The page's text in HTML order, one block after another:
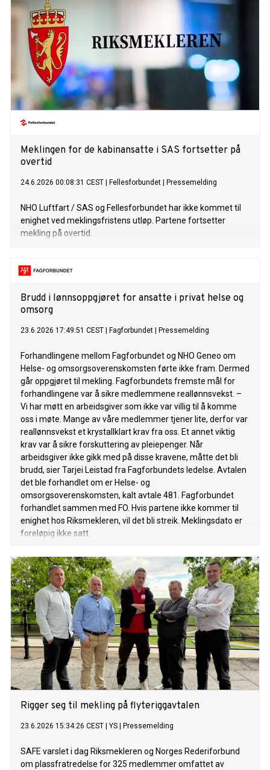
Meklingen for de kabinansatte i SAS fortsetter på
overtid
24.6.2026 00:08:31 CEST Fellesforbundet Pressemelding
NHO Luftfart / SAS og Fellesforbundet har ikke kommet til
enighet ved meklingsfristens utløp. Partene fortsetter
mekling på overtid.
Brudd i lønnsoppgjøret for ansatte i privat helse og
omsorg
23.6.2026 17:49:51 CEST Fagforbundet Pressemelding
Forhandlingene mellom Fagforbundet og NHO Geneo om
Helse- og omsorgsoverenskomsten førte ikke fram. Dermed
går oppgjøret til mekling. Fagforbundets fremste mål for
forhandlingene var å sikre medlemmene reallønnsvekst. –
Vi har møtt en arbeidsgiver som ikke var villig til å komme
oss i møte. Mange av våre medlemmer tjener lite, derfor var
reallønnsvekst et krystallklart krav fra oss. Et annet viktig
krav var å sikre forskuttering av pleiepenger. Når
arbeidsgiver ikke gikk med på disse kravene, måtte det bli
brudd, sier Tarjei Leistad fra Fagforbundets ledelse. Avtalen
det ble forhandlet om er Helse- og
omsorgsoverenskomsten, kalt avtale 481. Fagforbundet
forhandlet sammen med FO. Hvis partene ikke kommer til
enighet hos Riksmekleren, vil det bli streik. Meklingsdato er
foreløpig ikke satt.
Rigger seg til mekling på flyteriggavtalen
23.6.2026 15:34:26 CEST YS Pressemelding
SAFE varslet i dag Riksmekleren og Norges Rederiforbund
om plassfratredelse for 325 medlemmer omfattet av